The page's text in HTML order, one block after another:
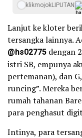
klikmojokLIPUTAN
Lanjut ke kloter
tersangka lainnya.
@hs02775 dengan
istri SB, empunya
pertemanan), dan
runcing”. Mereka
rumah tahanan
para penghasut
Intinya, para